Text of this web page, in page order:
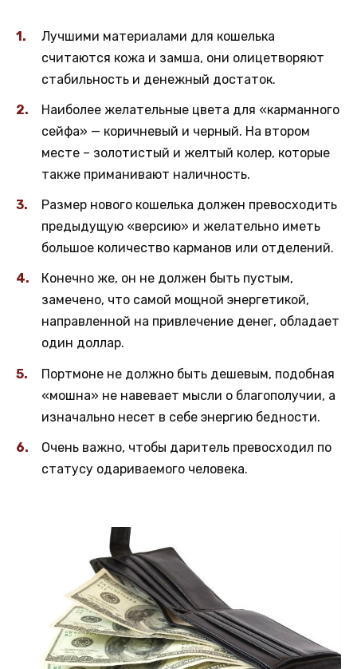
Лучшими материалами для кошелька
считаются кожа и замша, они олицетворяют
стабильность и денежный достаток.
Наиболее желательные цвета для «карманного
сейфа» — коричневый и черный. На втором
месте – золотистый и желтый колер, которые
также приманивают наличность.
Размер нового кошелька должен превосходить
предыдущую «версию» и желательно иметь
большое количество карманов или отделений.
Конечно же, он не должен быть пустым,
замечено, что самой мощной энергетикой,
направленной на привлечение денег, обладает
один доллар.
Портмоне не должно быть дешевым, подобная
«мошна» не навевает мысли о благополучии, а
изначально несет в себе энергию бедности.
Очень важно, чтобы даритель превосходил по
статусу одариваемого человека.